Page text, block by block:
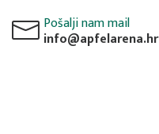
Pošalji nam mail
info@apfelarena.hr